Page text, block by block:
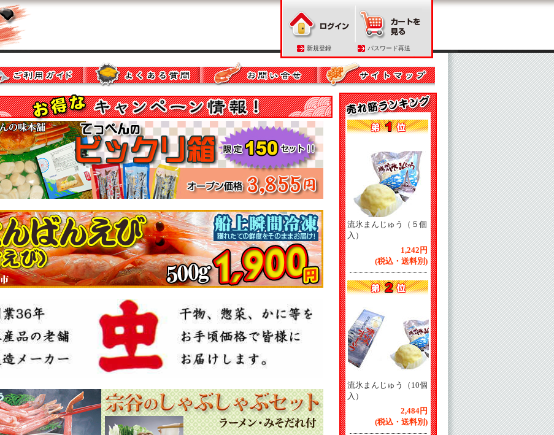
新規登録 パスワード再送
流氷まんじゅう（５個
入）
1,242円
(税込・送料別)
流氷まんじゅう（10個
入）
2,484円
(税込・送料別)